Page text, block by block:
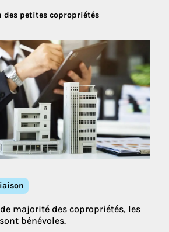
des petites copropriétés
majorité des copropriétés, les
bénévoles.